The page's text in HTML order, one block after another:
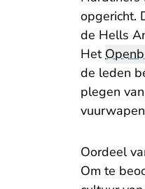
opgericht.
de Hells
Het
de leden
plegen
Oordeel
Om te